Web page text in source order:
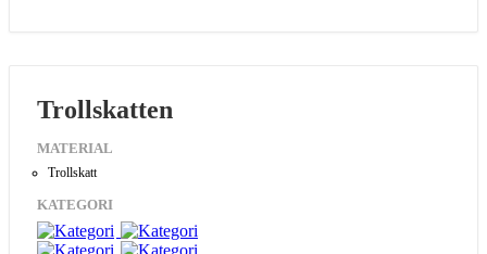
Trollskatten
MATERIAL
Trollskatt
KATEGORI